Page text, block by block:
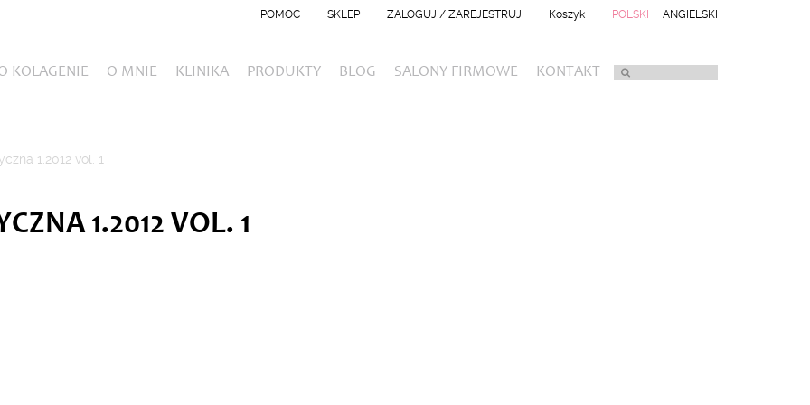
POLSKI ANGIELSKI
Koszyk
ZALOGUJ / ZAREJESTRUJ
SKLEP
POMOC
KOLAGENIE O MNIE KLINIKA PRODUKTY BLOG SALONY FIRMOWE KONTAKT
1.2012 vol. 1
1.2012 VOL. 1